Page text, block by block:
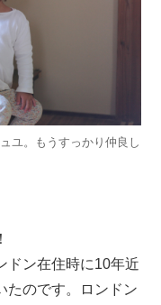
ユ。もうすっかり仲良し
ドン在住時に10年近
たのです。ロンドン